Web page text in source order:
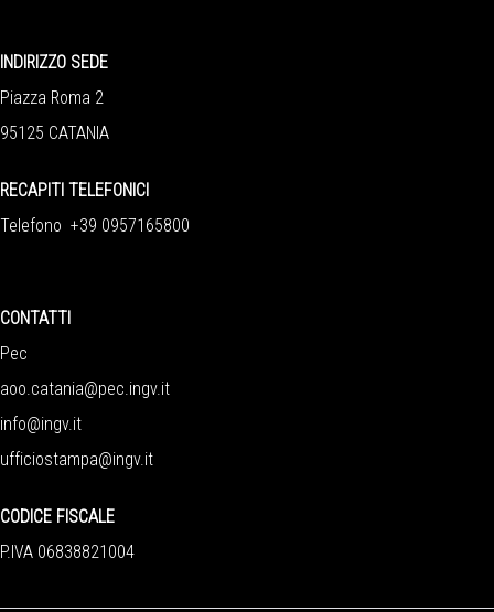
INDIRIZZO SEDE
Piazza Roma 2
95125 CATANIA
RECAPITI TELEFONICI
Telefono +39 0957165800
CONTATTI
Pec
aoo.catania@pec.ingv.it
info@ingv.it
ufficiostampa@ingv.it
CODICE FISCALE
P.IVA 06838821004